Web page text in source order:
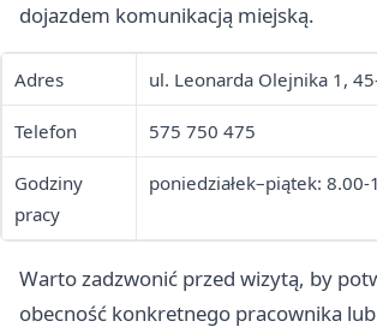
dojazdem komunikacją miejską.
Adres ul. Leonarda Olejnika 1,
Telefon 575 750 475
Godziny
pracy
poniedziałek–piątek: 8.00-
Warto zadzwonić przed wizytą, by
obecność konkretnego pracownika